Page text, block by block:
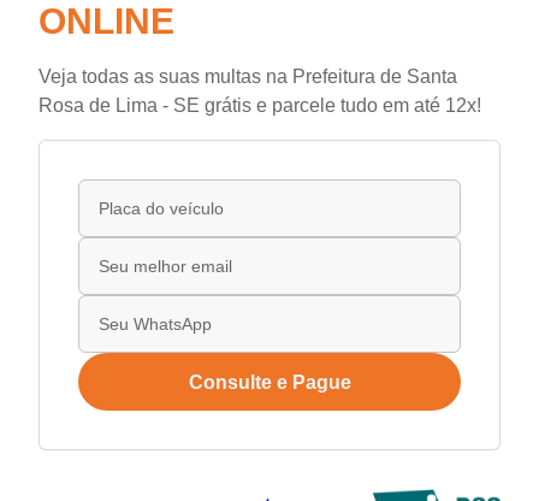
ONLINE
Veja todas as suas multas na Prefeitura de Santa
Rosa de Lima - SE grátis e parcele tudo em até 12x!
Consulte e Pague